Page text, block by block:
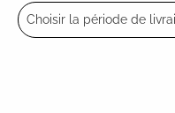
Choisir la période de